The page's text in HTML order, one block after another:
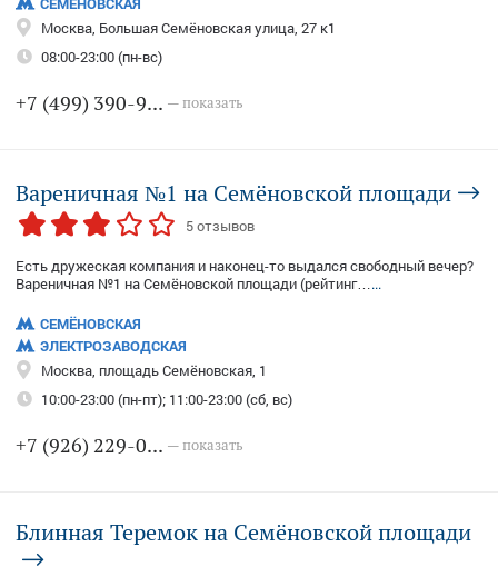
Москва, Большая Семёновская улица, 27 к1
08:00-23:00 (пн-вс)
+7 (499) 390-9... — показать
Вареничная №1 на Семёновской площади
5 отзывов
Есть дружеская компания и наконец-то выдался свободный вечер?
Вареничная №1 на Семёновской площади (рейтинг…...
СЕМЁНОВСКАЯ
ЭЛЕКТРОЗАВОДСКАЯ
Москва, площадь Семёновская, 1
10:00-23:00 (пн-пт); 11:00-23:00 (сб, вс)
+7 (926) 229-0... — показать
Блинная Теремок на Семёновской площади